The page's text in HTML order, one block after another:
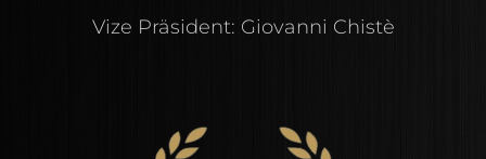
Vize Präsident: Giovanni Chistè